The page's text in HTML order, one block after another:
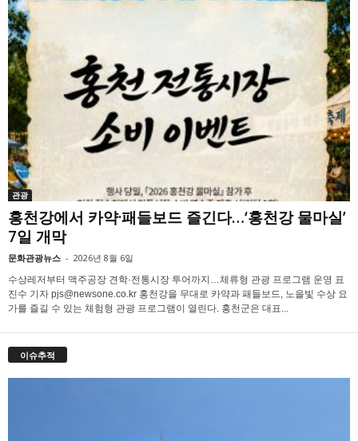
관광
홍천강에서 카약·패들보드 즐긴다…‘홍천강 물마실’
7일 개막
문화관광뉴스 - 2026년 8월 6일
수상레저부터 맥주공장 견학·전통시장 투어까지…체류형 관광 프로그램 운영 표
진수 기자 pjs@newsone.co.kr 홍천강을 무대로 카약과 패들보드, 노을빛 수상 요
가를 즐길 수 있는 체험형 관광 프로그램이 열린다. 홍천군은 대표...
이슈추적